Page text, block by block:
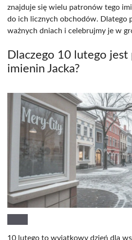
znajduje się wielu patronów tego
do ich licznych obchodów. Dlatego
ważnych dniach i celebrujmy je w
Dlaczego 10 lutego jest
imienin Jacka?
10 lutego to wyjątkowy dzień dla